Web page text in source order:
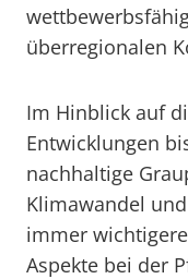
überregionalen
Im Hinblick auf
Entwicklungen
nachhaltige
Klimawandel
immer
Aspekte bei der